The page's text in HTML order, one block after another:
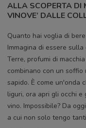
ALLA SCOPERTA DI
VINOVE’ DALLE
Quanto hai voglia di
Immagina di essere
Terre, profumi di
combinano con un
sapido. È come un'onda
liguri, ora apri gli occhi e
vino. Impossibile? Da
a cui non solo tengo